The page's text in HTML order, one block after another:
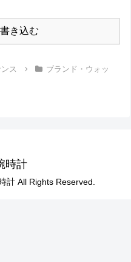
き込む
ス
ブランド・ウォッ
時計
計 All Rights Reserved.